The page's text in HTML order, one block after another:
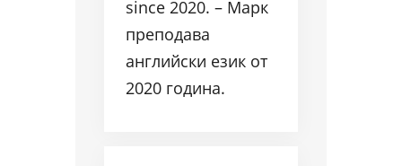
since 2020. – Марк
преподава
английски език от
2020 година.